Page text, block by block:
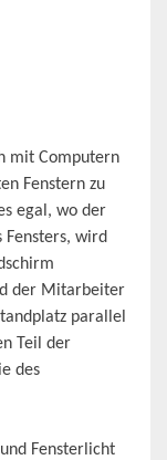
mit Computern
Fenstern zu
egal, wo der
Fensters, wird
der Mitarbeiter
parallel
Teil der
des
Fensterlicht